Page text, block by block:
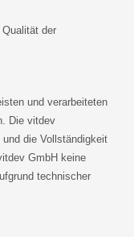
der
und verarbeiteten
Die vitdev
die Vollständigkeit
GmbH keine
technischer